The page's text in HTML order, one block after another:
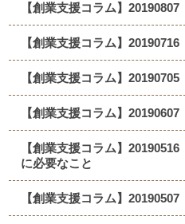
【創業支援コラム】
【創業支援コラム】
【創業支援コラム】
【創業支援コラム】
【創業支援コラム】
に必要なこと
【創業支援コラム】